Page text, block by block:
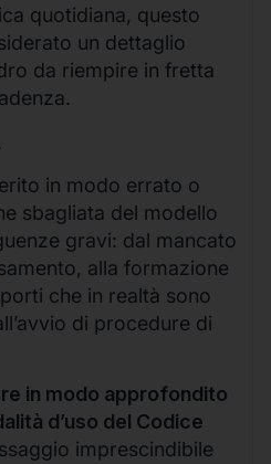
quotidiana, questo
un dettaglio
da riempire in fretta
in modo errato o
sbagliata del modello
gravi: dal mancato
alla formazione
che in realtà sono
di procedure di
in modo approfondito
d’uso del Codice
imprescindibile